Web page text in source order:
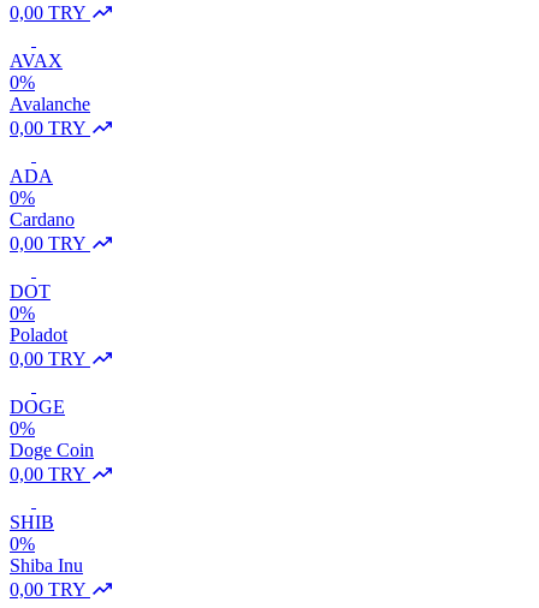
0,00 TRY
AVAX
0%
Avalanche
0,00 TRY
ADA
0%
Cardano
0,00 TRY
DOT
0%
Poladot
0,00 TRY
DOGE
0%
Doge Coin
0,00 TRY
SHIB
0%
Shiba Inu
0,00 TRY